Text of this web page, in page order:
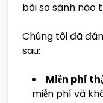
bài so sánh nào
Chúng tôi đã
sau:
Miễn phí
miễn phí và